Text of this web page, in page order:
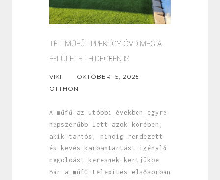
TÉLI MŰFŰTIPPEK: ÍGY ÓVD MEG A
FELÜLETET HIDEGBEN IS
VIKI
OKTÓBER 15, 2025
OTTHON
A műfű az utóbbi években egyre
népszerűbb lett azok körében,
akik tartós, mindig rendezett
és kevés karbantartást igénylő
megoldást keresnek kertjükbe.
Bár a műfű telepítés elsősorban